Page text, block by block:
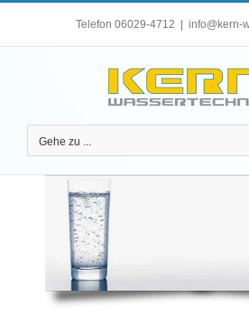
Telefon 06029-4712 info@kern-
Gehe zu ...